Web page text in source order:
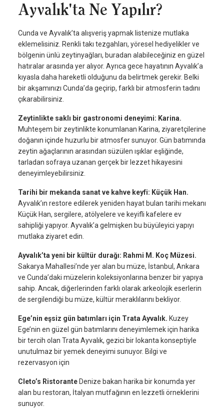
Ayvalık'ta Ne Yapılır?
Cunda ve Ayvalık’ta alışveriş yapmak listenize mutlaka
eklemelisiniz. Renkli takı tezgahları, yöresel hediyelikler ve
bölgenin ünlü zeytinyağları, buradan alabileceğiniz en güzel
hatıralar arasında yer alıyor. Ayrıca gece hayatının Ayvalık’a
kıyasla daha hareketli olduğunu da belirtmek gerekir. Belki
bir akşamınızı Cunda’da geçirip, farklı bir atmosferin tadını
çıkarabilirsiniz.
Zeytinlikte saklı bir gastronomi deneyimi: Karina.
Muhteşem bir zeytinlikte konumlanan Karina, ziyaretçilerine
doğanın içinde huzurlu bir atmosfer sunuyor. Gün batımında
zeytin ağaçlarının arasından süzülen ışıklar eşliğinde,
tarladan sofraya uzanan gerçek bir lezzet hikayesini
deneyimleyebilirsiniz.
Tarihi bir mekanda sanat ve kahve keyfi: Küçük Han.
Ayvalık’ın restore edilerek yeniden hayat bulan tarihi mekanı
Küçük Han, sergilere, atölyelere ve keyifli kafelere ev
sahipliği yapıyor. Ayvalık’a gelmişken bu büyüleyici yapıyı
mutlaka ziyaret edin.
Ayvalık’ta yeni bir kültür durağı: Rahmi M. Koç Müzesi.
Sakarya Mahallesi’nde yer alan bu müze, İstanbul, Ankara
ve Cunda’daki müzelerin koleksiyonlarına benzer bir yapıya
sahip. Ancak, diğerlerinden farklı olarak arkeolojik eserlerin
de sergilendiği bu müze, kültür meraklılarını bekliyor.
Ege’nin eşsiz gün batımları için Trata Ayvalık. Kuzey
Ege’nin en güzel gün batımlarını deneyimlemek için harika
bir tercih olan Trata Ayvalık, gezici bir lokanta konseptiyle
unutulmaz bir yemek deneyimi sunuyor. Bilgi ve
rezervasyon için
Cleto’s Ristorante Denize bakan harika bir konumda yer
alan bu restoran, İtalyan mutfağının en lezzetli örneklerini
sunuyor.